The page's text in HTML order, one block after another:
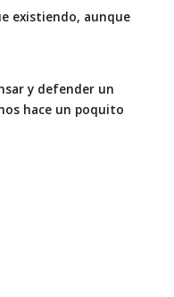
existiendo, aunque
y defender un
hace un poquito